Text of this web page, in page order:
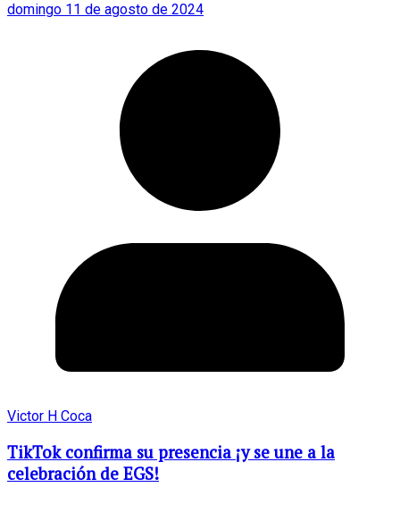
domingo 11 de agosto de 2024
Victor H Coca
TikTok confirma su presencia ¡y se une a la
celebración de EGS!